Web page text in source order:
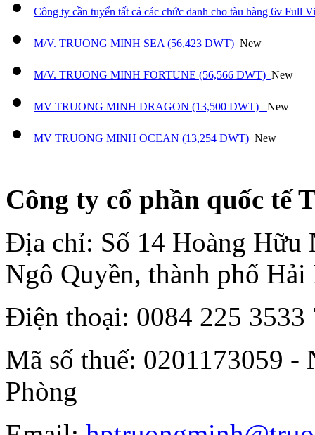
Công ty cần tuyển tất cả các chức danh cho tàu hàng 6v Full
M/V. TRUONG MINH SEA (56,423 DWT) New
M/V. TRUONG MINH FORTUNE (56,566 DWT) New
MV TRUONG MINH DRAGON (13,500 DWT) New
MV TRUONG MINH OCEAN (13,254 DWT) New
Công ty cổ phần quốc tế
Địa chỉ: Số 14 Hoàng Hữu
Ngô Quyền, thành phố
Điện thoại: 0084 225 3533
Mã số thuế: 0201173059
Phòng